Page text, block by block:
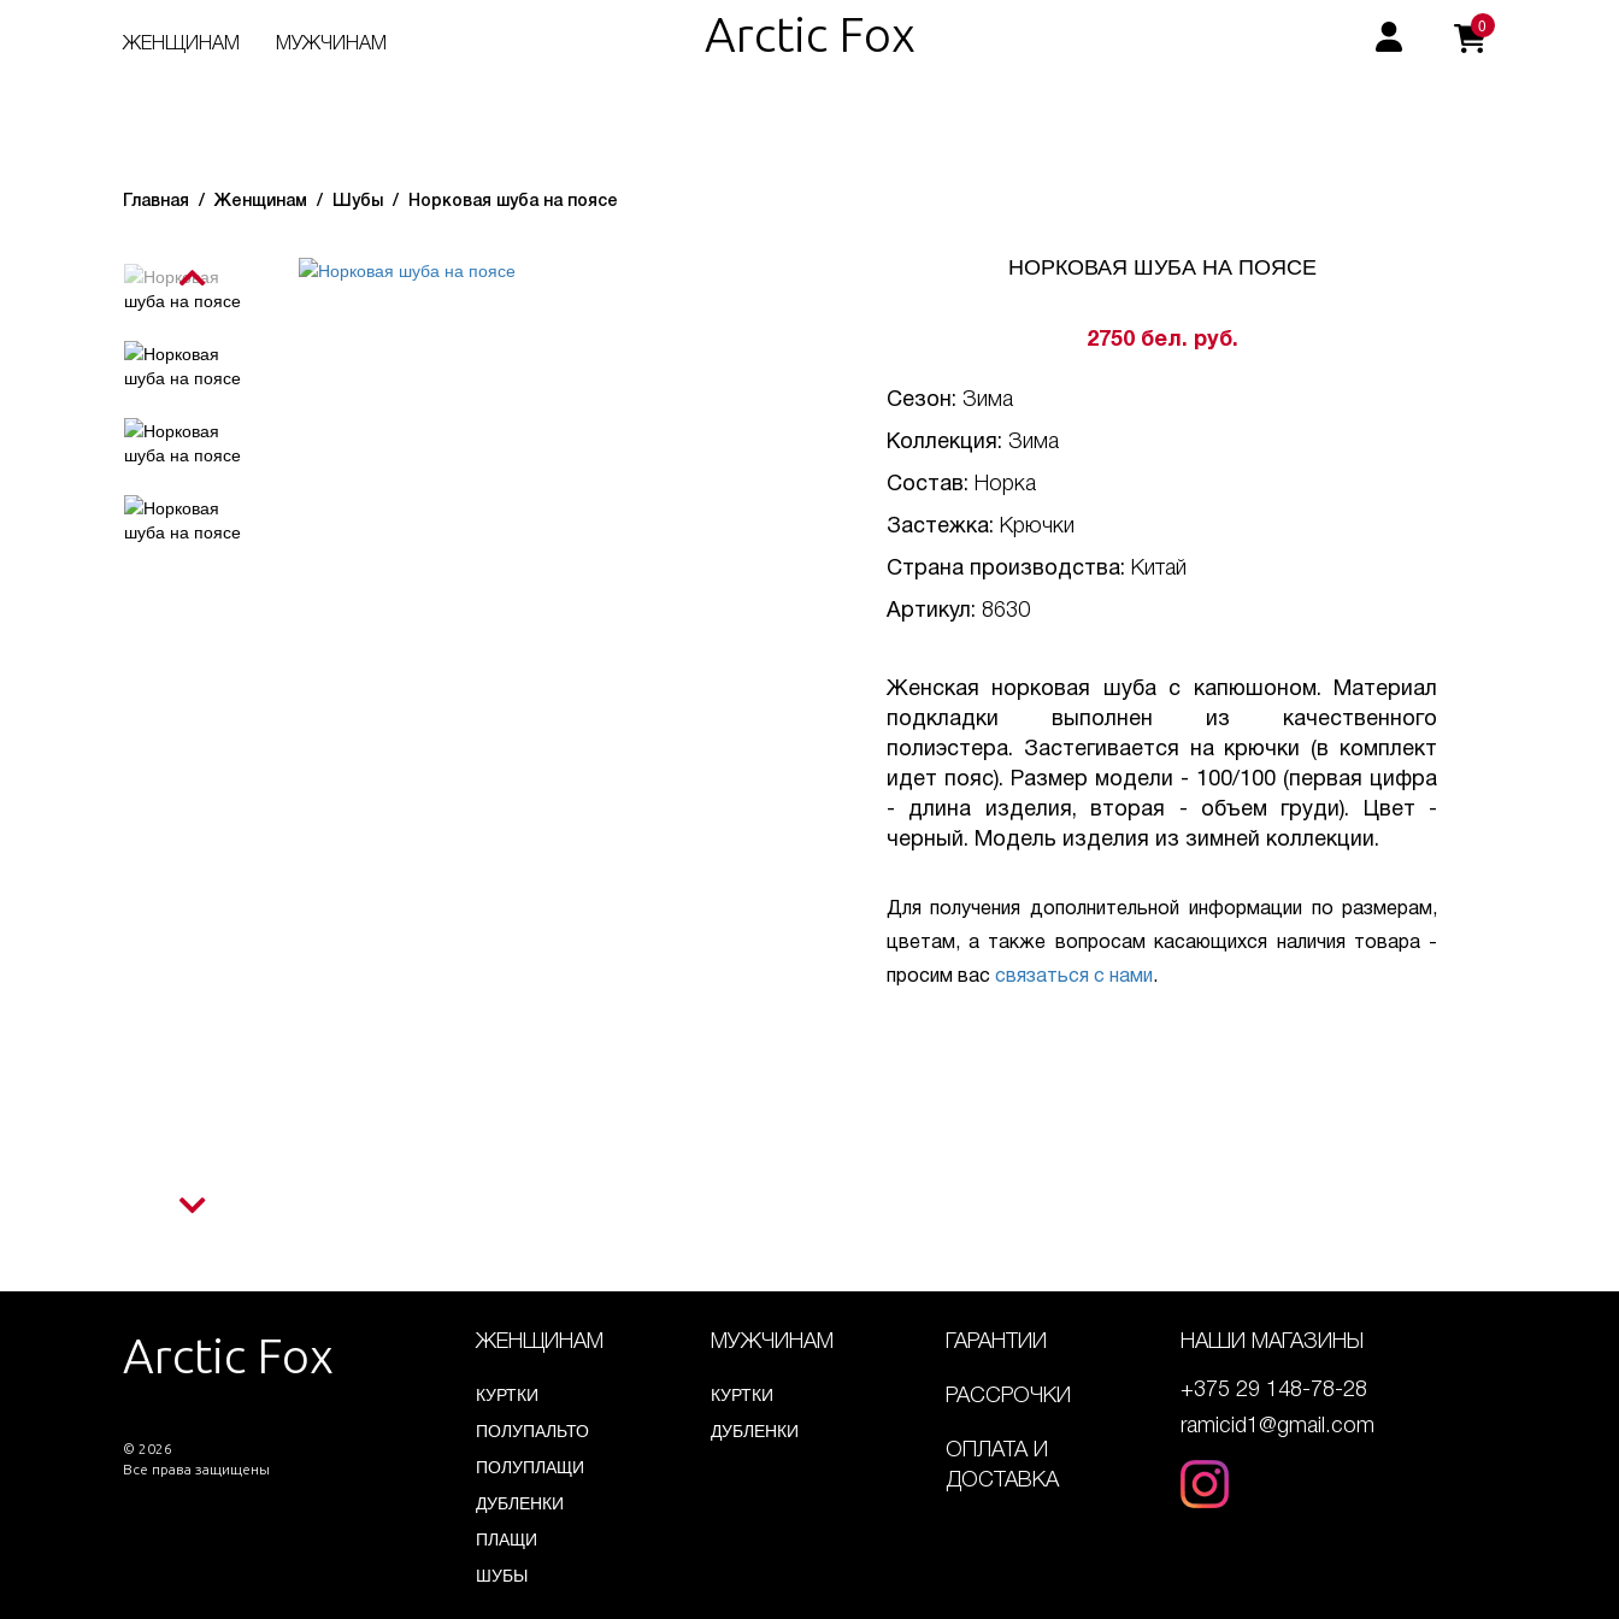
Arctic Fox
ЖЕНЩИНАМ МУЖЧИНАМ
0
Главная Женщинам Шубы Норковая шуба на поясе
НОРКОВАЯ ШУБА НА ПОЯСЕ
2750 бел. руб.
Сезон: Зима
Коллекция: Зима
Состав: Норка
Застежка: Крючки
Страна производства: Китай
Артикул: 8630
Женская норковая шуба с капюшоном. Материал
подкладки выполнен из качественного
полиэстера. Застегивается на крючки (в комплект
идет пояс). Размер модели - 100/100 (первая цифра
- длина изделия, вторая - объем груди). Цвет -
черный. Модель изделия из зимней коллекции.
Для получения дополнительной информации по размерам,
цветам, а также вопросам касающихся наличия товара -
просим вас связаться с нами .
НАШИ МАГАЗИНЫ
+375 29 148-78-28
ramicid1@gmail.com
Arctic Fox
© 2026
Все права защищены
ЖЕНЩИНАМ
КУРТКИ
ПОЛУПАЛЬТО
ПОЛУПЛАЩИ
ДУБЛЕНКИ
ПЛАЩИ
ШУБЫ
МУЖЧИНАМ
КУРТКИ
ДУБЛЕНКИ
ГАРАНТИИ
РАССРОЧКИ
ОПЛАТА И
ДОСТАВКА